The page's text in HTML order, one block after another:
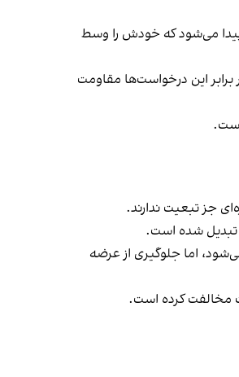
شبه‌دولتی پیدا می‌شود که خودش را وسط
این درخواست‌ها مقاومت
جز تبعیت ندارند.
تبدیل شده است.
اما جلوگیری از عرضه
مخالفت کرده است.